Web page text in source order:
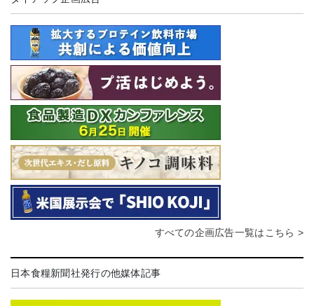
すべての企画広告一覧はこちら >
日本食糧新聞社発行の他媒体記事